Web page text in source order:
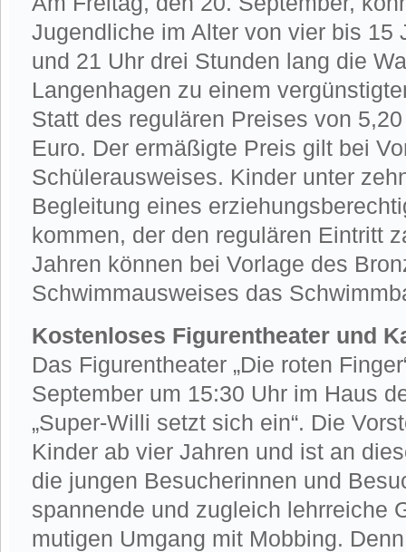
Jugendliche im Alter von vier bis 15
und 21 Uhr drei Stunden lang die
Langenhagen zu einem
Statt des regulären Preises von
Euro. Der ermäßigte Preis gilt bei
Schülerausweises. Kinder unter
Begleitung eines
kommen, der den regulären Eintritt
Jahren können bei Vorlage des
Schwimmausweises das
Kostenloses Figurentheater und
Das Figurentheater „Die roten
September um 15:30 Uhr im Haus
„Super-Willi setzt sich ein“. Die
Kinder ab vier Jahren und ist an
die jungen Besucherinnen und
spannende und zugleich lehrreiche
mutigen Umgang mit Mobbing.